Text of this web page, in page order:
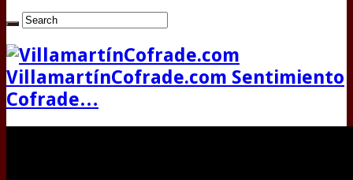
VillamartínCofrade.com Sentimiento
Cofrade…